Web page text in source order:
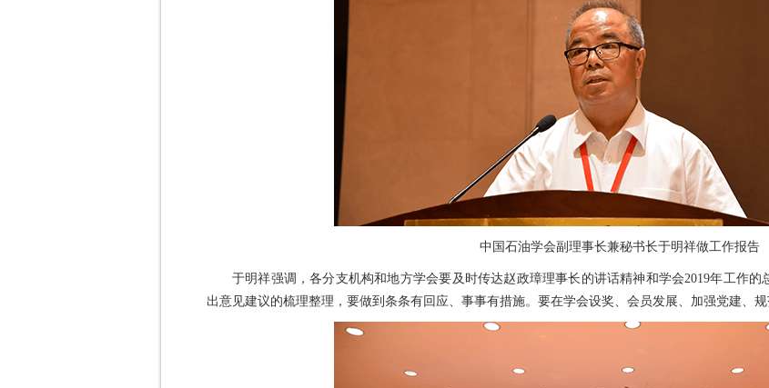
中国石油学会副理事长兼秘书长于明祥做工作报告
于明祥强调，各分支机构和地方学会要及时传达赵政璋理事长的讲话精神和学会2019年工作
出意见建议的梳理整理，要做到条条有回应、事事有措施。要在学会设奖、会员发展、加强党建、